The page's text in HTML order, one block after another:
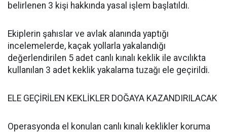
belirlenen 3 kişi hakkında yasal işlem başlatıldı.
Ekiplerin şahıslar ve avlak alanında yaptığı
incelemelerde, kaçak yollarla yakalandığı
değerlendirilen 5 adet canlı kınalı keklik ile avcılıkta
kullanılan 3 adet keklik yakalama tuzağı ele geçirildi.
ELE GEÇİRİLEN KEKLİKLER DOĞAYA KAZANDIRILACAK
Operasyonda el konulan canlı kınalı keklikler koruma